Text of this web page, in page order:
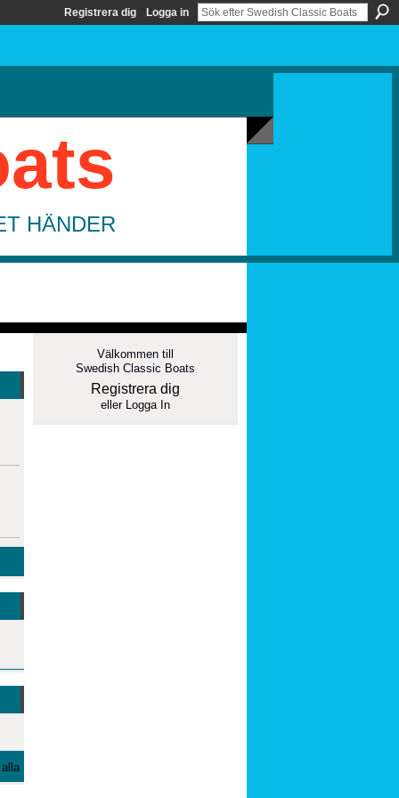
Registrera dig Logga in
HÄNDER
Välkommen till
Swedish Classic Boats
Registrera dig
eller Logga In